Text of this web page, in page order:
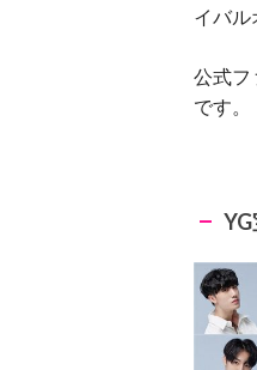
イバル
公式フ
です。